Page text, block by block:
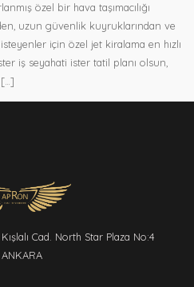
özel bir hava taşımacılığı
uzun güvenlik kuyruklarından ve
için özel jet kiralama en hızlı
iş seyahati ister tatil planı olsun,
Cad. North Star Plaza No:4